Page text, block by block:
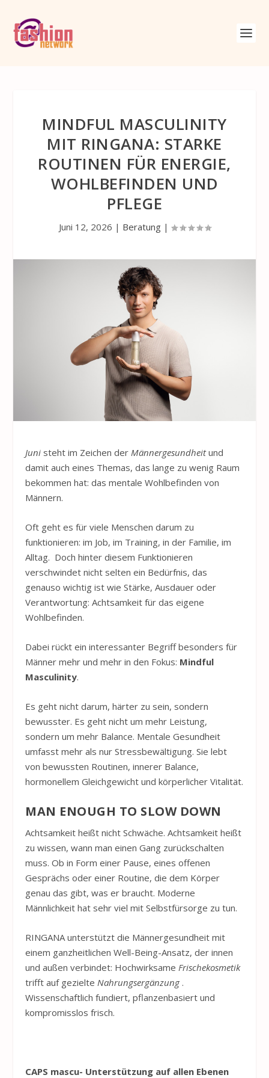
MINDFUL MASCULINITY
MIT RINGANA: STARKE
ROUTINEN FÜR ENERGIE,
WOHLBEFINDEN UND
PFLEGE
Juni 12, 2026 | Beratung|
Juni steht im Zeichen der Männergesundheitund
damit auch eines Themas, das lange zu wenig Raum
bekommen hat: das mentale Wohlbefinden von
Männern.
Oft geht es für viele Menschen darum zu
funktionieren: im Job, im Training, in der Familie, im
Alltag. Doch hinter diesem Funktionieren
verschwindet nicht selten ein Bedürfnis, das
genauso wichtig ist wie Stärke, Ausdauer oder
Verantwortung: Achtsamkeit für das eigene
Wohlbefinden.
Dabei rückt ein interessanter Begriff besonders für
Männer mehr und mehr in den Fokus: Mindful
Masculinity.
Es geht nicht darum, härter zu sein, sondern
bewusster. Es geht nicht um mehr Leistung,
sondern um mehr Balance. Mentale Gesundheit
umfasst mehr als nur Stressbewältigung. Sie lebt
von bewussten Routinen, innerer Balance,
hormonellem Gleichgewicht und körperlicher Vitalität.
MAN ENOUGH TO SLOW DOWN
Achtsamkeit heißt nicht Schwäche. Achtsamkeit heißt
zu wissen, wann man einen Gang zurückschalten
muss. Ob in Form einer Pause, eines offenen
Gesprächs oder einer Routine, die dem Körper
genau das gibt, was er braucht. Moderne
Männlichkeit hat sehr viel mit Selbstfürsorge zu tun.
RINGANA unterstützt die Männergesundheit mit
einem ganzheitlichen Well-Being-Ansatz, der innen
und außen verbindet: Hochwirksame Frischekosmetik
trifft auf gezielte Nahrungsergänzung.
Wissenschaftlich fundiert, pflanzenbasiert und
kompromisslos frisch.
CAPS mascu- Unterstützung auf allen Ebenen